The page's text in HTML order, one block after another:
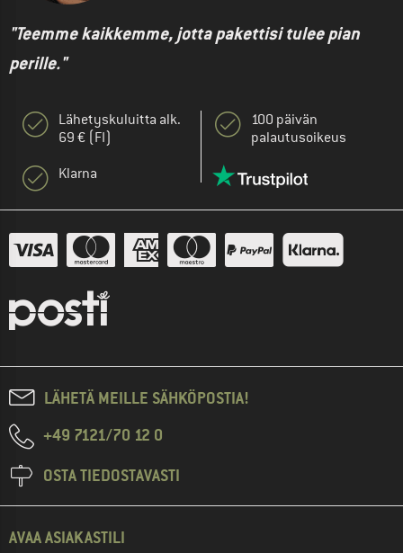
"Teemme kaikkemme, jotta pakettisi tulee pian
perille."
Lähetyskuluitta alk.
69 € (FI)
Klarna
100 päivän
palautusoikeus
LÄHETÄ MEILLE SÄHKÖPOSTIA!
+49 7121/70 12 0
OSTA TIEDOSTAVASTI
AVAA ASIAKASTILI